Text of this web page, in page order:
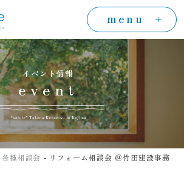
menu
イベント情報
event
各種相談会 - リフォーム相談会 ＠竹田建設事務